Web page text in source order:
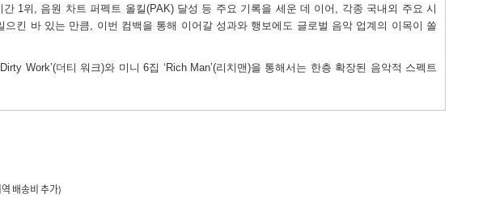
간 1 위 음원 차트 퍼펙트 올킬(PAK) 달성 등 주요 기록을 세운 데 이어
각종 국내외 주요 시
으킨 바 있는 만큼
이번 컴백을 통해 이어갈 성과와 행보에도 글로벌 음악 업계의 이목이 쏠
Work’(더티 워크)와 미니6집 ‘Rich Man’(리치맨)을 통해서는 한층 확장된 음악적 스펙트
배송비 추가)